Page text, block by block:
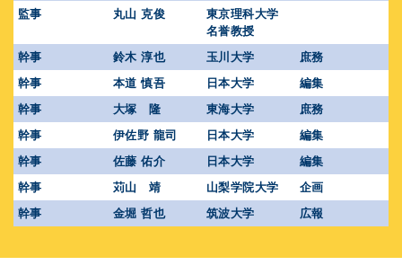
監事
丸山 克俊
東京理科大学
名誉教授
幹事
鈴木 淳也 玉川大学
庶務
幹事
本道 慎吾 日本大学
編集
幹事
大塚 隆 東海大学
庶務
幹事
伊佐野 龍司 日本大学
編集
幹事
佐藤 佑介 日本大学
編集
幹事
苅山 靖 山梨学院大学
企画
幹事
金堀 哲也 筑波大学 広報